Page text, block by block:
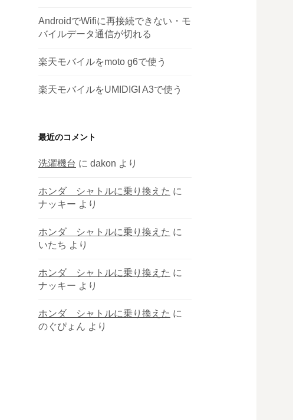
AndroidでWifiに再接続できない・モ
バイルデータ通信が切れる
楽天モバイルをmoto g6で使う
楽天モバイルをUMIDIGI A3で使う
最近のコメント
洗濯機台 に dakon より
ホンダ シャトルに乗り換えた に
ナッキー より
ホンダ シャトルに乗り換えた に
いたち より
ホンダ シャトルに乗り換えた に
ナッキー より
ホンダ シャトルに乗り換えた に
のぐぴょん より